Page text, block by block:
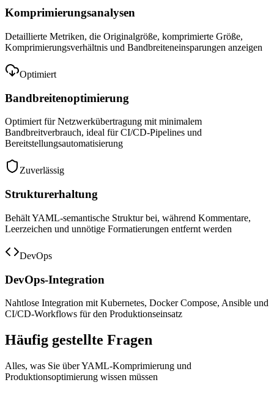
Komprimierungsanalysen
Detaillierte Metriken, die Originalgröße, komprimierte Größe,
Komprimierungsverhältnis und Bandbreiteneinsparungen anzeigen
Optimiert
Bandbreitenoptimierung
Optimiert für Netzwerkübertragung mit minimalem
Bandbreitverbrauch, ideal für CI/CD-Pipelines und
Bereitstellungsautomatisierung
Zuverlässig
Strukturerhaltung
Behält YAML-semantische Struktur bei, während Kommentare,
Leerzeichen und unnötige Formatierungen entfernt werden
DevOps
DevOps-Integration
Nahtlose Integration mit Kubernetes, Docker Compose, Ansible und
CI/CD-Workflows für den Produktionseinsatz
Häufig gestellte Fragen
Alles, was Sie über YAML-Komprimierung und
Produktionsoptimierung wissen müssen